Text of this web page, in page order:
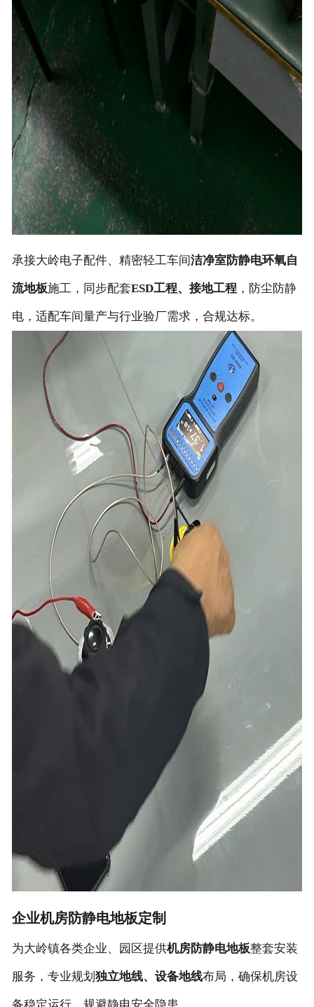
承接大岭电子配件、精密轻工车间洁净室防静电环氧自
流地板施工，同步配套ESD工程、接地工程，防尘防静
电，适配车间量产与行业验厂需求，合规达标。
企业机房防静电地板定制
为大岭镇各类企业、园区提供机房防静电地板整套安装
服务，专业规划 独立地线、设备地线布局，确保机房设